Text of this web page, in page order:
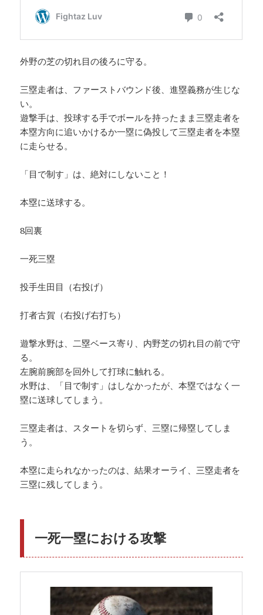
外野の芝の切れ目の後ろに守る。
三塁走者は、ファーストバウンド後、進塁義務が生じな
い。
遊撃手は、投球する手でボールを持ったまま三塁走者を
本塁方向に追いかけるか一塁に偽投して三塁走者を本塁
に走らせる。
「目で制す」は、絶対にしないこと！
本塁に送球する。
8回裏
一死三塁
投手生田目（右投げ）
打者古賀（右投げ右打ち）
遊撃水野は、二塁ベース寄り、内野芝の切れ目の前で守
る。
左腕前腕部を回外して打球に触れる。
水野は、「目で制す」はしなかったが、本塁ではなく一
塁に送球してしまう。
三塁走者は、スタートを切らず、三塁に帰塁してしま
う。
本塁に走られなかったのは、結果オーライ、三塁走者を
三塁に残してしまう。
一死一塁における攻撃